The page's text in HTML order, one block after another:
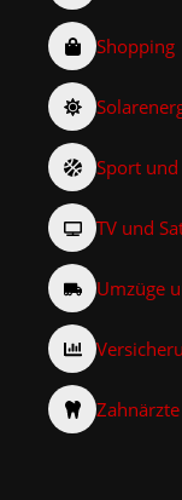
Shopping
Sport
TV und
Umzüge